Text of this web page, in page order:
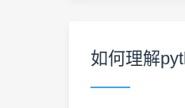
如何理解